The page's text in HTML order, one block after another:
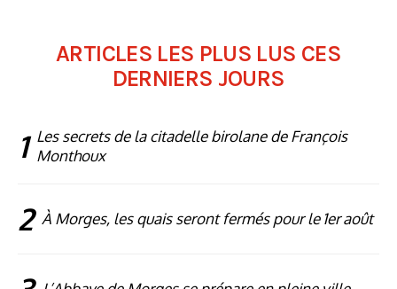
ARTICLES LES PLUS LUS CES
DERNIERS JOURS
1 Les secrets de la citadelle birolane de François
Monthoux
2 À Morges, les quais seront fermés pour le 1er août